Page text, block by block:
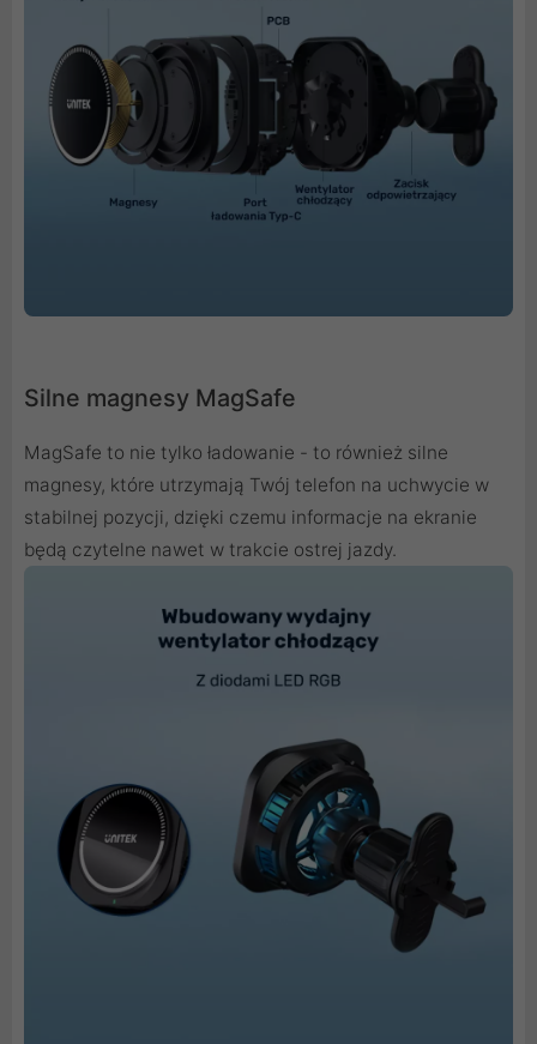
Silne magnesy MagSafe
MagSafe to nie tylko ładowanie - to również silne
magnesy, które utrzymają Twój telefon na uchwycie w
stabilnej pozycji, dzięki czemu informacje na ekranie
będą czytelne nawet w trakcie ostrej jazdy.